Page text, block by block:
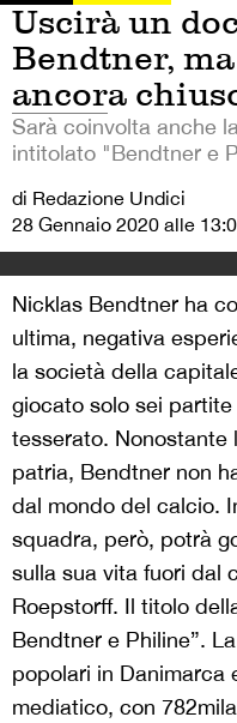
Uscirà un
Bendtner,
ancora
Sarà coinvolta anche
intitolato "Bendtner e
di Redazione Undici
28 Gennaio 2020 alle
Nicklas Bendtner ha
ultima, negativa
la società della
giocato solo sei
tesserato. Nonostante
patria, Bendtner non
dal mondo del calcio.
squadra, però, potrà
sulla sua vita fuori dal
Roepstorff. Il titolo
Bendtner e Philine”.
popolari in Danimarca
mediatico, con